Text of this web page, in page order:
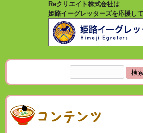
Reクリエイト株式会社は
姫路イーグレッターズを応援し
索: